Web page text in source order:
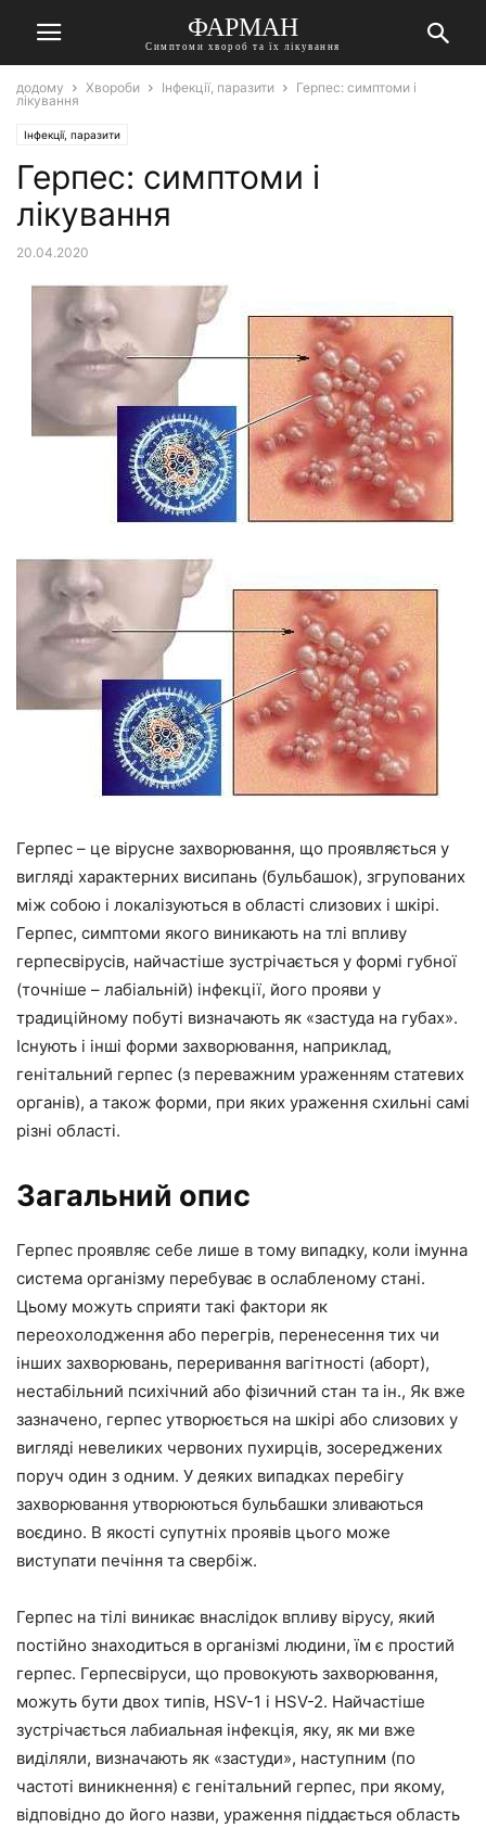
ФАРМАН
Симптоми хвороб та їх лікування
додому Хвороби Інфекції, паразити
Герпес: симптоми і
лікування
Інфекції, паразити
Герпес: симптоми і
лікування
20.04.2020
Герпес – це вірусне захворювання, що проявляється у
вигляді характерних висипань (бульбашок), згрупованих
між собою і локалізуються в області слизових і шкірі.
Герпес, симптоми якого виникають на тлі впливу
герпесвірусів, найчастіше зустрічається у формі губної
(точніше – лабіальній) інфекції, його прояви у
традиційному побуті визначають як «застуда на губах».
Існують і інші форми захворювання, наприклад,
генітальний герпес (з переважним ураженням статевих
органів), а також форми, при яких ураження схильні самі
різні області.
Загальний опис
Герпес проявляє себе лише в тому випадку, коли імунна
система організму перебуває в ослабленому стані.
Цьому можуть сприяти такі фактори як
переохолодження або перегрів, перенесення тих чи
інших захворювань, переривання вагітності (аборт),
нестабільний психічний або фізичний стан та ін., Як вже
зазначено, герпес утворюється на шкірі або слизових у
вигляді невеликих червоних пухирців, зосереджених
поруч один з одним. У деяких випадках перебігу
захворювання утворюються бульбашки зливаються
воєдино. В якості супутніх проявів цього може
виступати печіння та свербіж.
Герпес на тілі виникає внаслідок впливу вірусу, який
постійно знаходиться в організмі людини, їм є простий
герпес. Герпесвіруси, що провокують захворювання,
можуть бути двох типів, HSV-1 і HSV-2. Найчастіше
зустрічається лабиальная інфекція, яку, як ми вже
виділяли, визначають як «застуди», наступним (по
частоті виникнення) є генітальний герпес, при якому,
відповідно до його назви, ураження піддається область